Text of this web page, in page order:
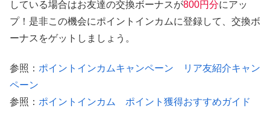
している場合はお友達の交換ボーナスが800円分にアッ
プ！是非この機会にポイントインカムに登録して、交換ボ
ーナスをゲットしましょう。
参照： ポイントインカムキャンペーン リア友紹介キャン
ペーン
参照： ポイントインカム ポイント獲得おすすめガイド